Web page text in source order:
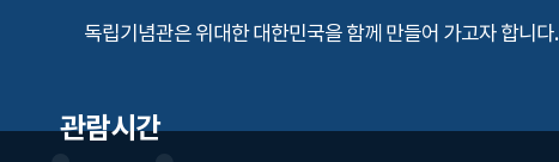
독립기념관은 위대한 대한민국을 함께 만들어 가고자 합니다.
관람시간